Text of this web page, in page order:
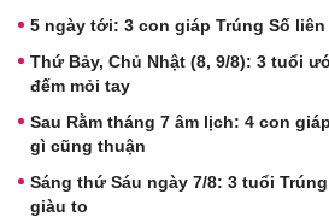
5 ngày tới: 3 con giáp Trúng Số
Thứ Bảy, Chủ Nhật (8, 9/8): 3 tuổi
đếm mỏi tay
Sau Rằm tháng 7 âm lịch: 4 con
gì cũng thuận
Sáng thứ Sáu ngày 7/8: 3 tuổi
giàu to